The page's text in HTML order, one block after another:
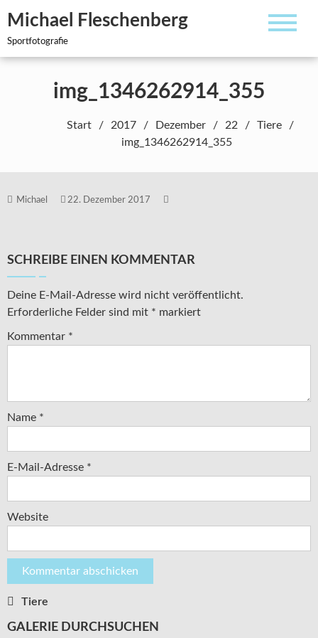
Inhalt
springen
Michael Fleschenberg
Sportfotografie
img_1346262914_355
Start 2017 Dezember 22
Tiere
img_1346262914_355
Michael 22. Dezember 2017
SCHREIBE EINEN KOMMENTAR
Deine E-Mail-Adresse wird nicht veröffentlicht.
Erforderliche Felder sind mit * markiert
Kommentar *
Name *
E-Mail-Adresse *
Website
Tiere
GALERIE DURCHSUCHEN